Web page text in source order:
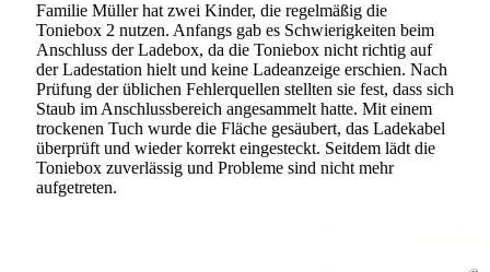
Familie Müller hat zwei Kinder, die regelmäßig die
Toniebox 2 nutzen. Anfangs gab es Schwierigkeiten beim
Anschluss der Ladebox, da die Toniebox nicht richtig auf
der Ladestation hielt und keine Ladeanzeige erschien. Nach
Prüfung der üblichen Fehlerquellen stellten sie fest, dass sich
Staub im Anschlussbereich angesammelt hatte. Mit einem
trockenen Tuch wurde die Fläche gesäubert, das Ladekabel
überprüft und wieder korrekt eingesteckt. Seitdem lädt die
Toniebox zuverlässig und Probleme sind nicht mehr
aufgetreten.